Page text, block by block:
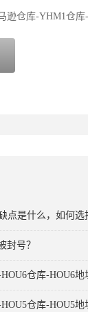
逊仓库-YHM1仓
点是什么，如何选
封号？
仓库-HOU6地
仓库-HOU5地